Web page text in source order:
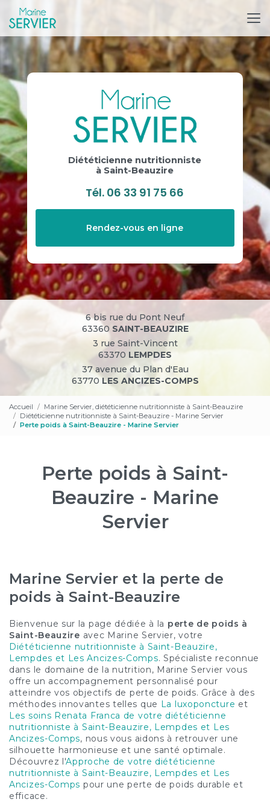
au
contenu
principal
Diététicienne nutritionniste
à Saint-Beauzire
Tél. 06 33 91 75 66
Rendez-vous en ligne
6 bis rue du Pont Neuf
63360 SAINT-BEAUZIRE
3 rue Saint-Vincent
63370 LEMPDES
37 avenue du Plan d'Eau
63770 LES ANCIZES-COMPS
Accueil
Marine Servier, diététicienne nutritionniste à Saint-Beauzire
Diététicienne nutritionniste à Saint-Beauzire - Marine Servier
Perte poids à Saint-Beauzire - Marine Servier
Perte poids à Saint-
Beauzire - Marine
Servier
Marine Servier et la perte de
poids à Saint-Beauzire
Bienvenue sur la page dédiée à la perte de poids à
Saint-Beauzire avec Marine Servier, votre
Diététicienne nutritionniste à Saint-Beauzire,
Lempdes et Les Ancizes-Comps. Spécialiste reconnue
dans le domaine de la nutrition, Marine Servier vous
offre un accompagnement personnalisé pour
atteindre vos objectifs de perte de poids. Grâce à des
méthodes innovantes telles que La luxoponcture et
Les soins Renata Franca de votre diététicienne
nutritionniste à Saint-Beauzire, Lempdes et Les
Ancizes-Comps, nous vous aidons à retrouver une
silhouette harmonieuse et une santé optimale.
Découvrez l'Approche de votre diététicienne
nutritionniste à Saint-Beauzire, Lempdes et Les
Ancizes-Comps pour une perte de poids durable et
efficace.